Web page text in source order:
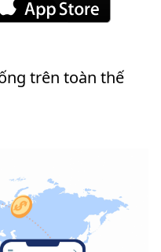
trên toàn thế